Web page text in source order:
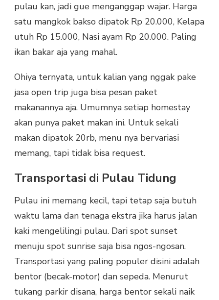
pulau kan, jadi gue menganggap wajar. Harga
satu mangkok bakso dipatok Rp 20.000, Kelapa
utuh Rp 15.000, Nasi ayam Rp 20.000. Paling
ikan bakar aja yang mahal.
Ohiya ternyata, untuk kalian yang nggak pake
jasa open trip juga bisa pesan paket
makanannya aja. Umumnya setiap homestay
akan punya paket makan ini. Untuk sekali
makan dipatok 20rb, menu nya bervariasi
memang, tapi tidak bisa request.
Transportasi di Pulau Tidung
Pulau ini memang kecil, tapi tetap saja butuh
waktu lama dan tenaga ekstra jika harus jalan
kaki mengelilingi pulau. Dari spot sunset
menuju spot sunrise saja bisa ngos-ngosan.
Transportasi yang paling populer disini adalah
bentor (becak-motor) dan sepeda. Menurut
tukang parkir disana, harga bentor sekali naik